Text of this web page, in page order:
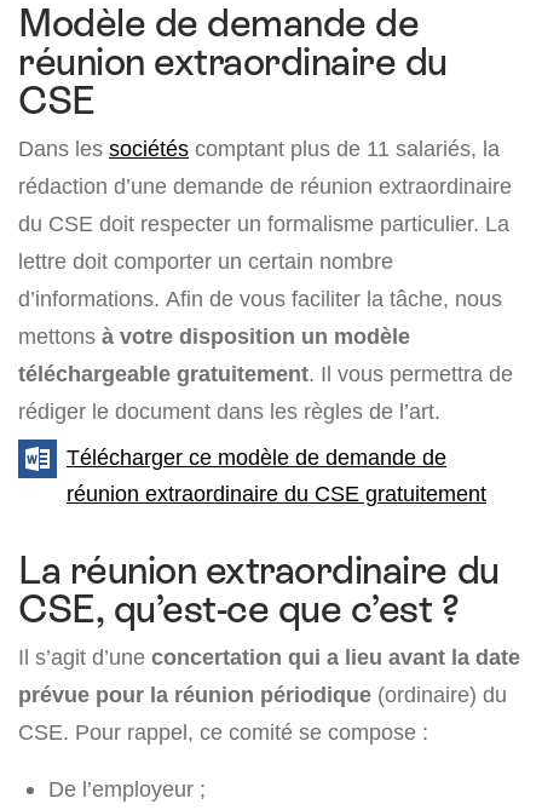
Modèle de demande de
réunion extraordinaire du
CSE
Dans les sociétés comptant plus de 11 salariés, la
rédaction d’une demande de réunion extraordinaire
du CSE doit respecter un formalisme particulier. La
lettre doit comporter un certain nombre
d’informations. Afin de vous faciliter la tâche, nous
mettons à votre disposition un modèle
téléchargeable gratuitement. Il vous permettra de
rédiger le document dans les règles de l’art.
Télécharger ce modèle de demande de
réunion extraordinaire du CSE gratuitement
La réunion extraordinaire du
CSE, qu’est-ce que c’est ?
Il s’agit d’une concertation qui a lieu avant la date
prévue pour la réunion périodique (ordinaire) du
CSE. Pour rappel, ce comité se compose :
De l’employeur ;